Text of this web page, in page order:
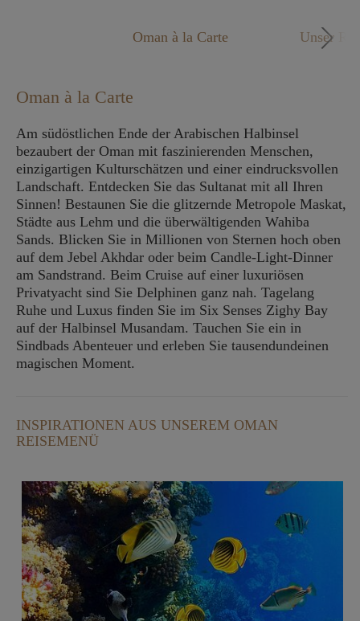
Oman à la Carte Unser
Oman à la Carte
Am südöstlichen Ende der Arabischen Halbinsel
bezaubert der Oman mit faszinierenden Menschen,
einzigartigen Kulturschätzen und einer eindrucksvollen
Landschaft. Entdecken Sie das Sultanat mit all Ihren
Sinnen! Bestaunen Sie die glitzernde Metropole Maskat,
Städte aus Lehm und die überwältigenden Wahiba
Sands. Blicken Sie in Millionen von Sternen hoch oben
auf dem Jebel Akhdar oder beim Candle-Light-Dinner
am Sandstrand. Beim Cruise auf einer luxuriösen
Privatyacht sind Sie Delphinen ganz nah. Tagelang
Ruhe und Luxus finden Sie im Six Senses Zighy Bay
auf der Halbinsel Musandam. Tauchen Sie ein in
Sindbads Abenteuer und erleben Sie tausendundeinen
magischen Moment.
INSPIRATIONEN AUS UNSEREM OMAN
REISEMENÜ